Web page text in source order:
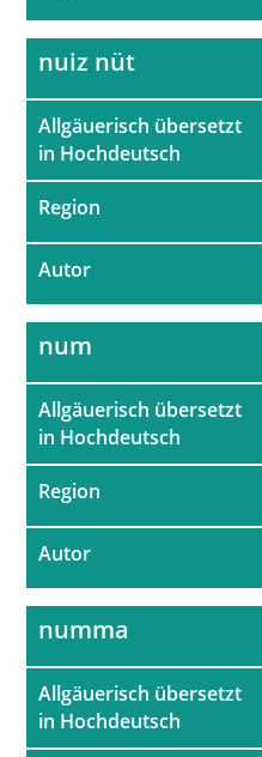
Allgäuerisch übersetzt
in Hochdeutsch
Region
Autor
nuiz nüt
Allgäuerisch übersetzt
in Hochdeutsch
Region
Autor
num
Allgäuerisch übersetzt
in Hochdeutsch
numma